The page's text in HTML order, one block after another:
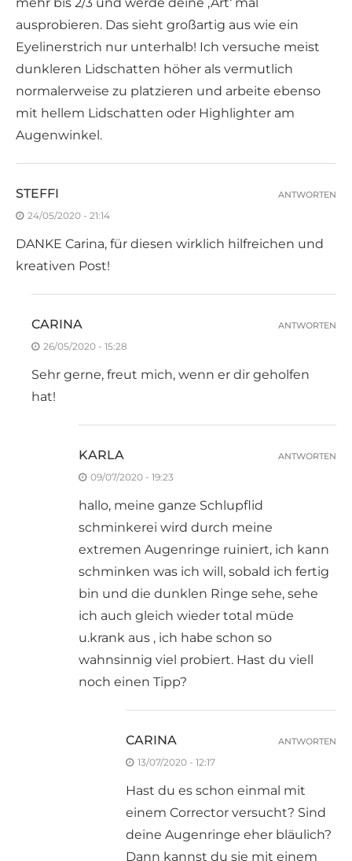
mehr bis 2/3 und werde deine ‚Art‘ mal
ausprobieren. Das sieht großartig aus wie ein
Eyelinerstrich nur unterhalb! Ich versuche meist
dunkleren Lidschatten höher als vermutlich
normalerweise zu platzieren und arbeite ebenso
mit hellem Lidschatten oder Highlighter am
Augenwinkel.
STEFFI
24/05/2020 - 21:14
DANKE Carina, für diesen wirklich hilfreichen und
kreativen Post!
ANTWORTEN
CARINA
26/05/2020 - 15:28
Sehr gerne, freut mich, wenn er dir geholfen
hat!
ANTWORTEN
KARLA
09/07/2020 - 19:23
hallo, meine ganze Schlupflid
schminkerei wird durch meine
extremen Augenringe ruiniert, ich kann
schminken was ich will, sobald ich fertig
bin und die dunklen Ringe sehe, sehe
ich auch gleich wieder total müde
u.krank aus , ich habe schon so
wahnsinnig viel probiert. Hast du viell
noch einen Tipp?
ANTWORTEN
CARINA
13/07/2020 - 12:17
Hast du es schon einmal mit
einem Corrector versucht? Sind
deine Augenringe eher bläulich?
Dann kannst du sie mit einem
ANTWORTEN